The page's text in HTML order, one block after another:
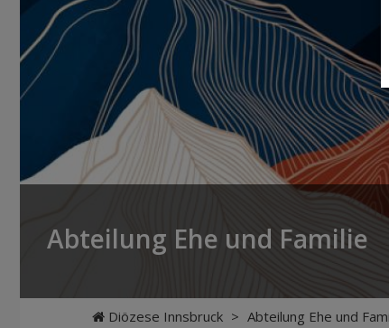
Abteilung Ehe und Familie
Diözese Innsbruck > Abteilung Ehe und